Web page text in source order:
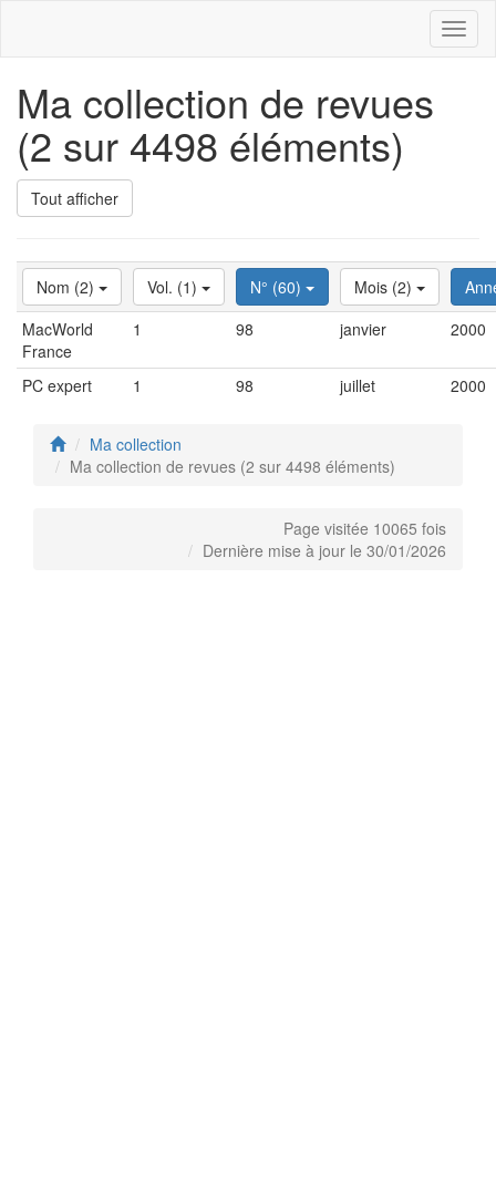
Ma collection de revues
(2 sur 4498 éléments)
Tout afficher
Nom (2) Vol. (1) N° (60) Mois (2)
MacWorld
France
1 98 janvier 2000
PC expert 1 98 juillet 2000
Ma collection
Ma collection de revues (2 sur 4498 éléments)
Page visitée 10065 fois
Dernière mise à jour le 30/01/2026